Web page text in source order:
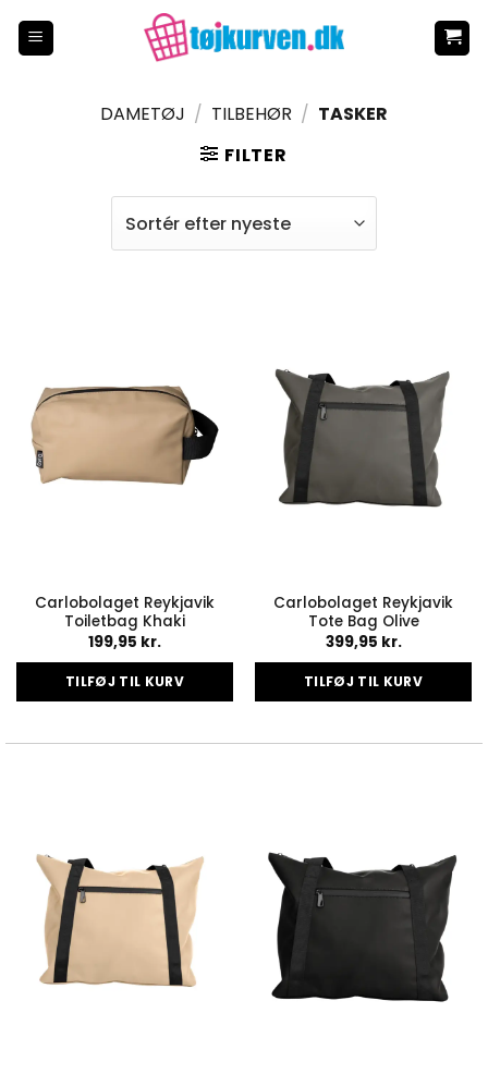
DAMETØJ / TILBEHØR / TASKER
FILTER
Carlobolaget Reykjavik
Toiletbag Khaki
199,95 kr.
TILFØJ TIL KURV
Carlobolaget Reykjavik
Tote Bag Olive
399,95 kr.
TILFØJ TIL KURV